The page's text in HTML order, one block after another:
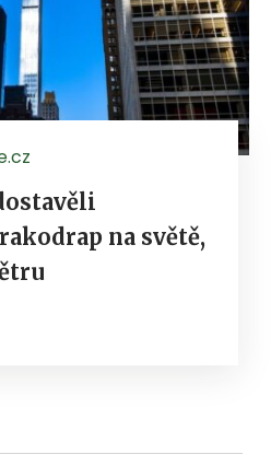
na světě,